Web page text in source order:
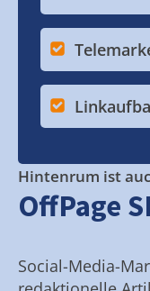
Hintenrum ist
OffPage
Social-Media-